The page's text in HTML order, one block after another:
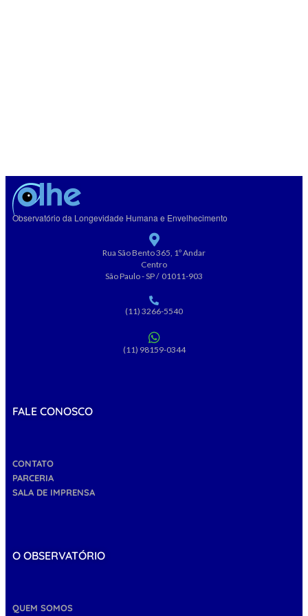
Observatório da Longevidade Humana e Envelhecimento
Rua São Bento 365, 1º Andar
Centro
São Paulo - SP / 01011-903
(11) 3266-5540
(11) 98159-0344
FALE CONOSCO
CONTATO
PARCERIA
SALA DE IMPRENSA
O OBSERVATÓRIO
QUEM SOMOS